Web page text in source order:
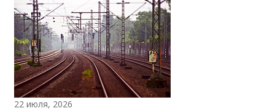
22 июля, 2026